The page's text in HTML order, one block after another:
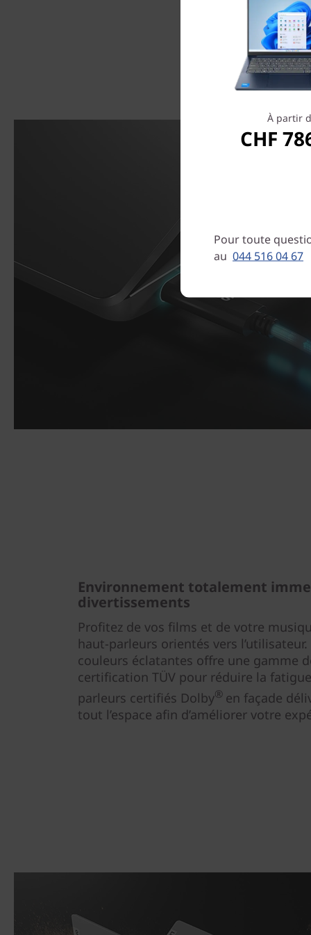
Environnement totalement
divertissements
Profitez de vos films et de votre
haut-parleurs orientés vers
couleurs éclatantes offre une gamme
certification TÜV pour réduire la
parleurs certifiés Dolby® en façade
tout l’espace afin d’améliorer votre
À partir
CHF
Pour toute
au 044 516 04 67